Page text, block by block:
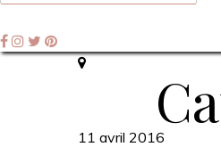
11 avril 2016